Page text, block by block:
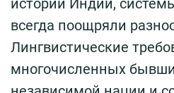
истории Индии,
всегда поощряли
Лингвистические
многочисленных